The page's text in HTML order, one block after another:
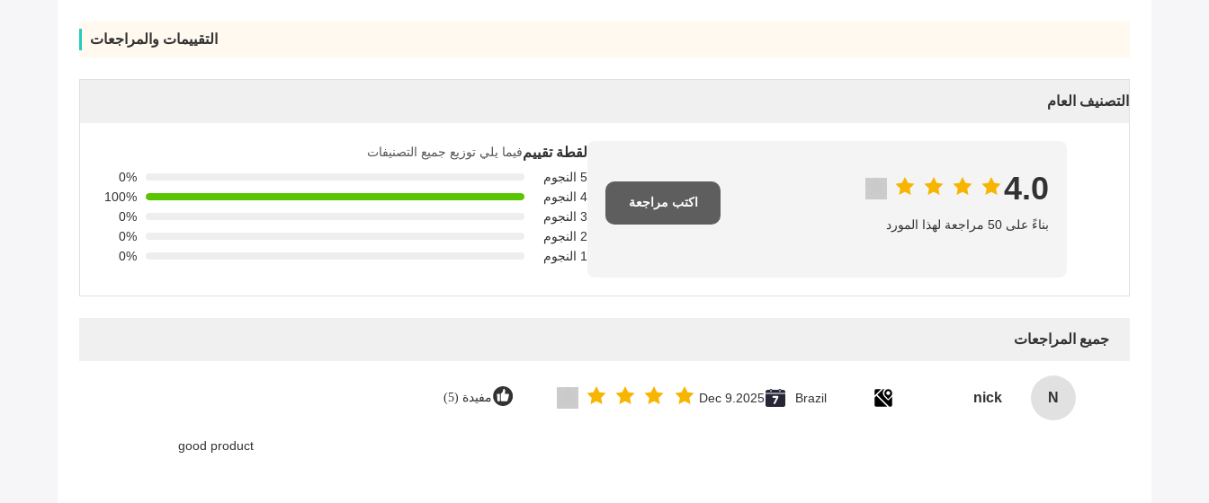
التقييمات والمراجعات
التصنيف العام
4.0
بناءً على 50 مراجعة لهذا المورد
اكتب مراجعة
لقطة تقييمفيما يلي توزيع جميع التصنيفات
5 النجوم
0%
4 النجوم
100%
3 النجوم
0%
2 النجوم
0%
1 النجوم
0%
جميع المراجعات
N
nick
Brazil
Dec 9.2025 مفيدة (5)
good product